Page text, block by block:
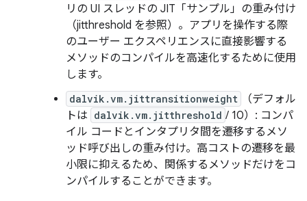
リの UI スレッドの JIT「サンプル」の重み付け
（jitthreshold を参照）。アプリを操作する際
のユーザー エクスペリエンスに直接影響する
メソッドのコンパイルを高速化するために使用
します。
dalvik.vm.jittransitionweight
（デフォル
トは dalvik.vm.jitthreshold / 10）: コンパ
イル コードとインタプリタ間を遷移するメソ
ッド呼び出しの重み付け。高コストの遷移を最
小限に抑えるため、関係するメソッドだけをコ
ンパイルすることができます。